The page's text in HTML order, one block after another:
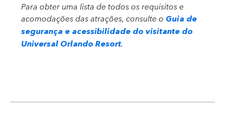
Para obter uma lista de todos os requisitos e
acomodações das atrações, consulte o Guia de
segurança e acessibilidade do visitante do
Universal Orlando Resort.